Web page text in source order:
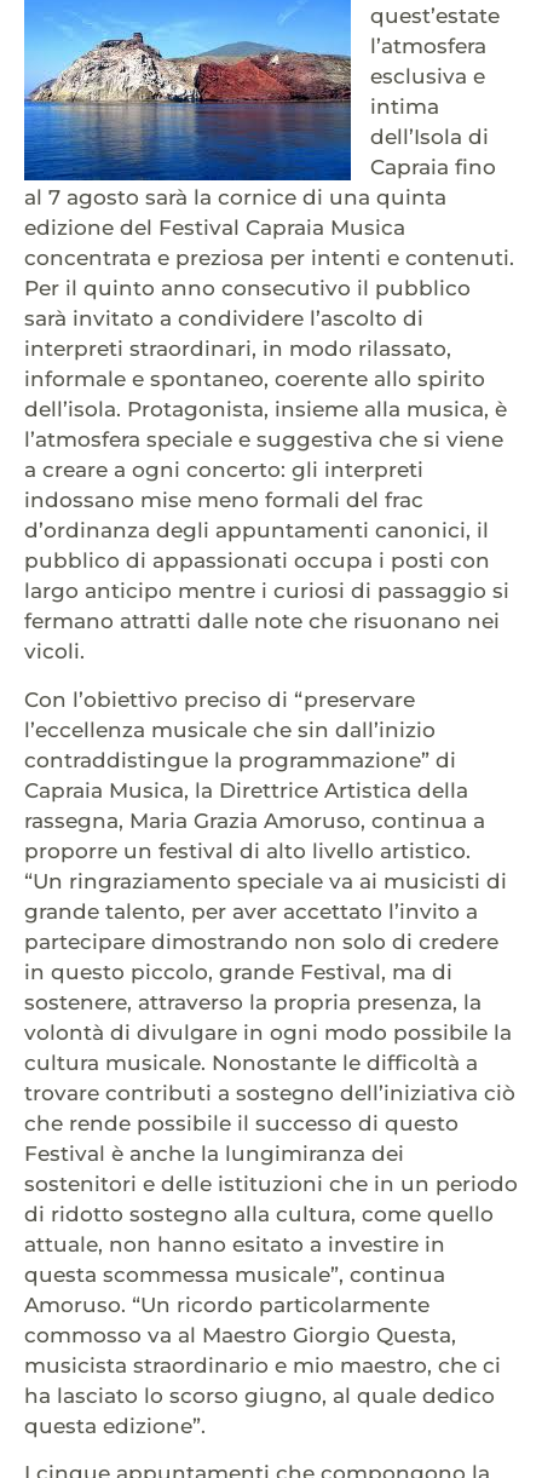
quest’estate
l’atmosfera
esclusiva e
intima
dell’Isola di
Capraia fino
al 7 agosto sarà la cornice di una quinta
edizione del Festival Capraia Musica
concentrata e preziosa per intenti e contenuti.
Per il quinto anno consecutivo il pubblico
sarà invitato a condividere l’ascolto di
interpreti straordinari, in modo rilassato,
informale e spontaneo, coerente allo spirito
dell’isola. Protagonista, insieme alla musica, è
l’atmosfera speciale e suggestiva che si viene
a creare a ogni concerto: gli interpreti
indossano mise meno formali del frac
d’ordinanza degli appuntamenti canonici, il
pubblico di appassionati occupa i posti con
largo anticipo mentre i curiosi di passaggio si
fermano attratti dalle note che risuonano nei
vicoli.
Con l’obiettivo preciso di “preservare
l’eccellenza musicale che sin dall’inizio
contraddistingue la programmazione” di
Capraia Musica, la Direttrice Artistica della
rassegna, Maria Grazia Amoruso, continua a
proporre un festival di alto livello artistico.
“Un ringraziamento speciale va ai musicisti di
grande talento, per aver accettato l’invito a
partecipare dimostrando non solo di credere
in questo piccolo, grande Festival, ma di
sostenere, attraverso la propria presenza, la
volontà di divulgare in ogni modo possibile la
cultura musicale. Nonostante le difficoltà a
trovare contributi a sostegno dell’iniziativa ciò
che rende possibile il successo di questo
Festival è anche la lungimiranza dei
sostenitori e delle istituzioni che in un periodo
di ridotto sostegno alla cultura, come quello
attuale, non hanno esitato a investire in
questa scommessa musicale”, continua
Amoruso. “Un ricordo particolarmente
commosso va al Maestro Giorgio Questa,
musicista straordinario e mio maestro, che ci
ha lasciato lo scorso giugno, al quale dedico
questa edizione”.